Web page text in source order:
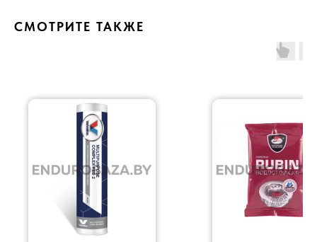
СМОТРИТЕ ТАКЖЕ